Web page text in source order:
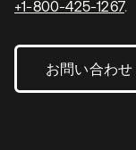
+1-800-425-1267.
お問い合わせ